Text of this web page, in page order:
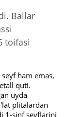
Ballar
toifasi
ham emas,
quti.
uyda
plitalardan
1-sinf seyflarini